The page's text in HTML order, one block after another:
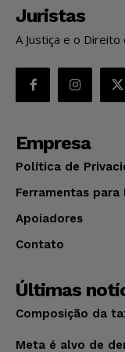
Juristas
A Justiça e o Direito
Empresa
Política de
Ferramentas para
Apoiadores
Contato
Últimas
Composição da
Meta é alvo de